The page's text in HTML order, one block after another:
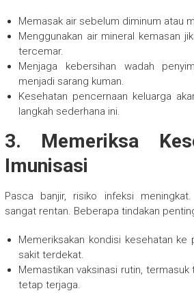
Memasak air sebelum diminum atau
Menggunakan air mineral kemasan
tercemar.
Menjaga kebersihan wadah
menjadi sarang kuman.
Kesehatan pencernaan keluarga
langkah sederhana ini.
3. Memeriksa
Imunisasi
Pasca banjir, risiko infeksi
sangat rentan. Beberapa tindakan
Memeriksakan kondisi kesehatan ke
sakit terdekat.
Memastikan vaksinasi rutin,
tetap terjaga.